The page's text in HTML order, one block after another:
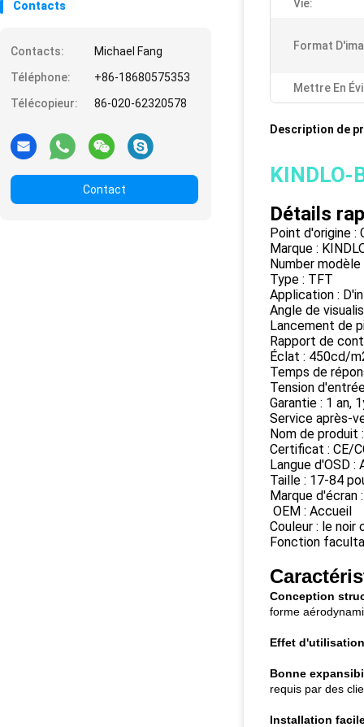
Contacts
Contacts:
Michael Fang
Téléphone:
+86-18680575353
Télécopieur:
86-020-62320578
Contact
Vie:
Format
Mettre En
Description de
KINDLO-
Détails
Point d'origine :
Marque :
Number
Type : TFT
Application :
Angle de
Lancement de
Rapport de
Éclat : 450cd/
Temps de
Tension
Garantie : 1 an,
Service après-
Nom de produit
Certificat : CE/
Langue d'OSD :
Taille : 17-84
Marque d'écran
OEM : Accueil
Couleur : le
Fonction
Conception
forme
Effet
Bonne
requis par des
Installation